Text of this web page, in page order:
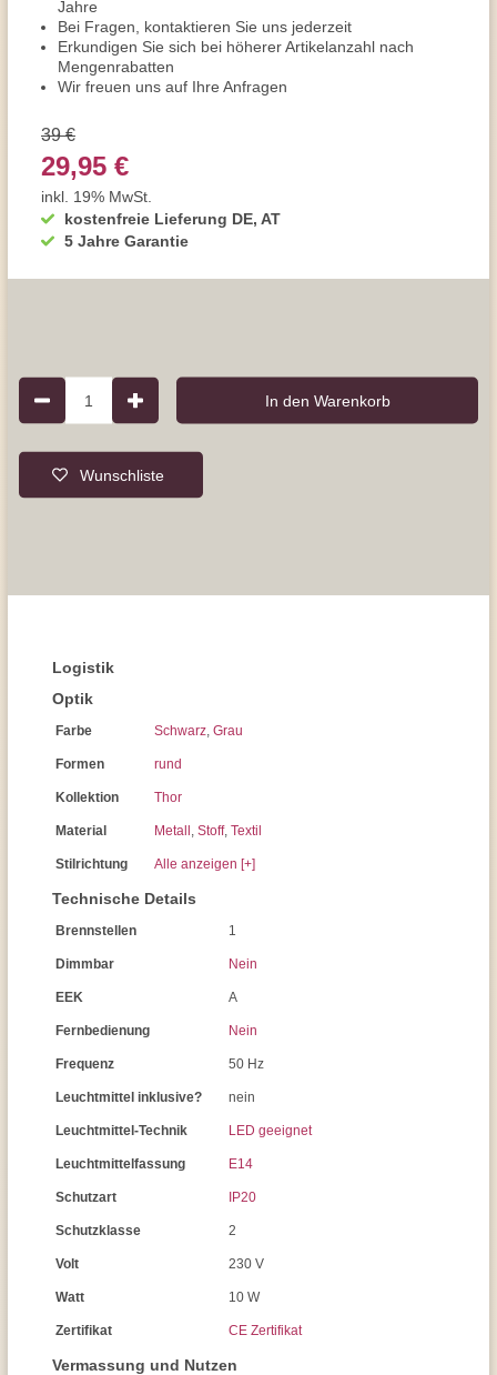
Jahre
Bei Fragen, kontaktieren Sie uns jederzeit
Erkundigen Sie sich bei höherer Artikelanzahl nach
Mengenrabatten
Wir freuen uns auf Ihre Anfragen
kostenfreie Lieferung DE, AT
5 Jahre Garantie
39 €
29,95 €
inkl. 19% MwSt.
1 In den Warenkorb
Wunschliste
Logistik
Optik
Farbe Schwarz, Grau
Formen rund
Kollektion Thor
Material Metall , Stoff, Textil
Stilrichtung Alle anzeigen [+]
Technische Details
Brennstellen 1
Dimmbar Nein
EEK A
Fernbedienung Nein
Frequenz 50 Hz
Leuchtmittel inklusive? nein
Leuchtmittel-Technik LED geeignet
Leuchtmittelfassung E14
Schutzart IP20
Schutzklasse 2
Volt 230 V
Watt 10 W
Zertifikat CE Zertifikat
Vermassung und Nutzen